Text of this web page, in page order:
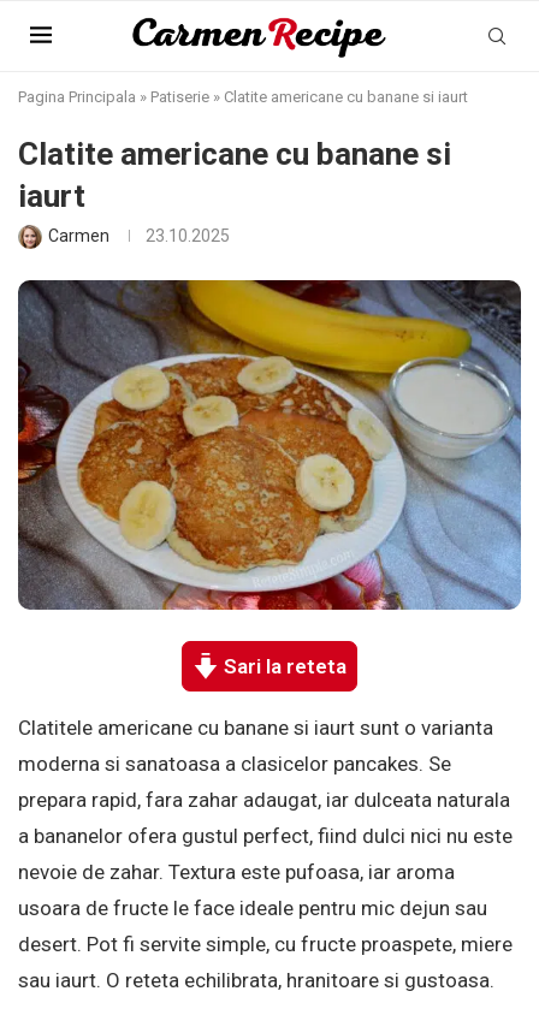
Pagina Principala » Patiserie » Clatite americane cu banane si iaurt
Clatite americane cu banane si
iaurt
Carmen 23.10.2025
Sari la reteta
Clatitele americane cu banane si iaurt sunt o varianta
moderna si sanatoasa a clasicelor pancakes. Se
prepara rapid, fara zahar adaugat, iar dulceata naturala
a bananelor ofera gustul perfect, fiind dulci nici nu este
nevoie de zahar. Textura este pufoasa, iar aroma
usoara de fructe le face ideale pentru mic dejun sau
desert. Pot fi servite simple, cu fructe proaspete, miere
sau iaurt. O reteta echilibrata, hranitoare si gustoasa.